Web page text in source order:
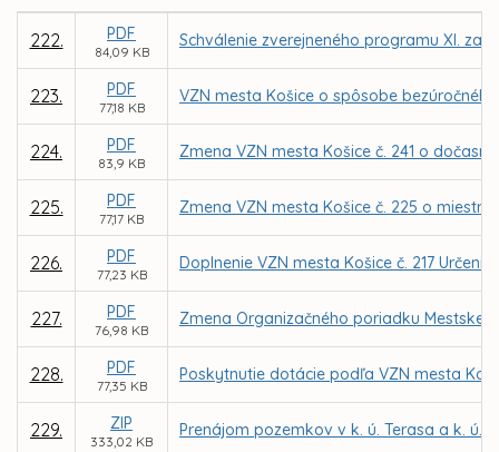
222. PDF
84,09 KB
Schválenie zverejneného programu XI.
223. PDF
77,18 KB
VZN mesta Košice o spôsobe
224. PDF
83,9 KB
Zmena VZN mesta Košice č. 241 o
225. PDF
77,17 KB
Zmena VZN mesta Košice č. 225 o
226. PDF
77,23 KB
Doplnenie VZN mesta Košice č. 217
227. PDF
76,98 KB
Zmena Organizačného poriadku Mestskej
228. PDF
77,35 KB
Poskytnutie dotácie podľa VZN mesta
229. ZIP
333,02 KB
Prenájom pozemkov v k. ú. Terasa a k. ú.